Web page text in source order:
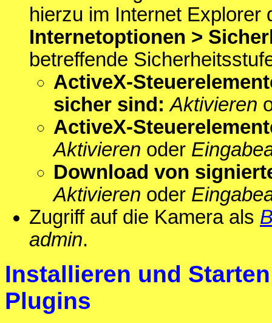
hierzu im Internet Explorer
Internetoptionen >
betreffende
ActiveX-
sicher sind: Aktivieren
ActiveX-
Aktivieren oder
Download von
Aktivieren oder
Zugriff auf die Kamera als
admin.
Installieren und
Plugins